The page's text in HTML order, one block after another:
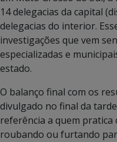
14 delegacias da capital
delegacias do interior.
investigações que vem
especializadas e
estado.
O balanço final com os
divulgado no final da
referência a quem
roubando ou furtando